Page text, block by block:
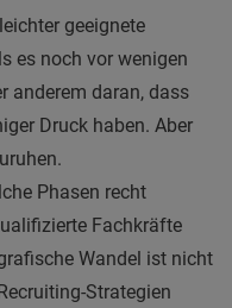
geeignete
es noch vor wenigen
anderem daran, dass
Druck haben. Aber
Phasen recht
Fachkräfte
Wandel ist nicht
Strategien